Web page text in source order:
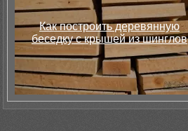
Как построить деревянную
беседку с крышей из шинглов